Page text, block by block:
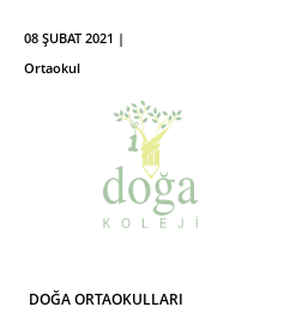
08 ŞUBAT 2021 |
Ortaokul
DOĞA ORTAOKULLARI